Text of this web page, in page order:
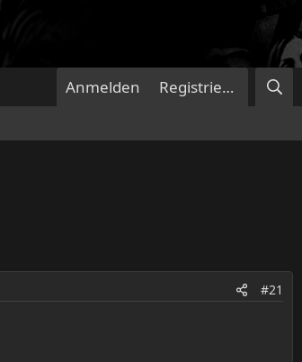
Anmelden Registrieren
#21